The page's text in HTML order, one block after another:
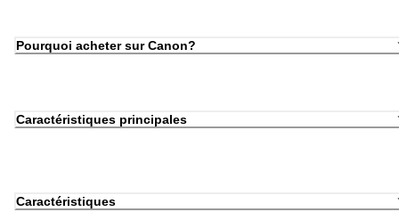
Pourquoi acheter sur Canon?
Caractéristiques principales
Caractéristiques